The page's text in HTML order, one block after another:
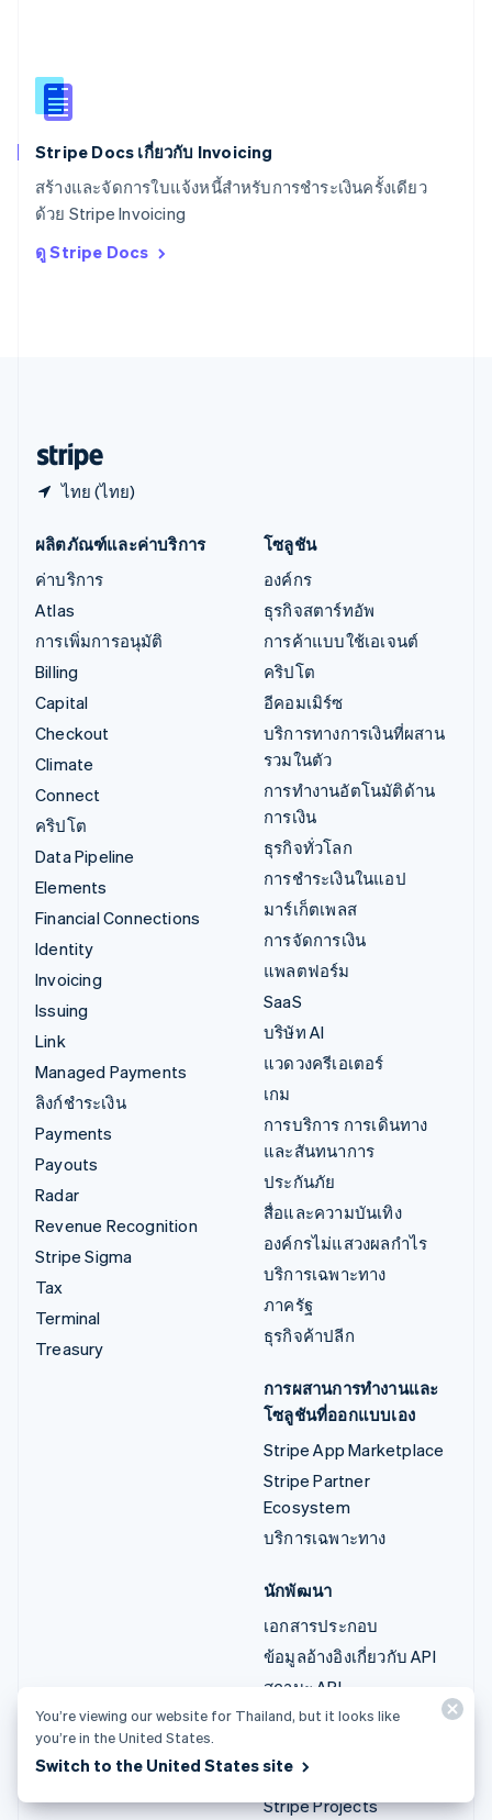
Stripe Docs เกี่ยวกับ Invoicing
สร้างและจัดการใบแจ้งหนี้สำหรับการชำระเงินครั้งเดียว
ด้วย Stripe Invoicing
ดู Stripe Docs
ไทย (ไทย)
English
สิงคโปร์
ออสเตรเลีย
ออสเตรีย
DeutschEnglish
ItalianoEnglish
ผลิตภัณฑ์และค่าบริการ
ค่าบริการ
Atlas
การเพิ่มการอนุมัติ
Billing
Capital
Checkout
Climate
Connect
คริปโต
Data Pipeline
Elements
Financial Connections
Identity
Invoicing
Issuing
Link
Managed Payments
ลิงก์ชำระเงิน
Payments
Payouts
Radar
Revenue Recognition
Stripe Sigma
Tax
Terminal
Treasury
โซลูชัน
องค์กร
ธุรกิจสตาร์ทอัพ
การค้าแบบใช้เอเจนต์
คริปโต
อีคอมเมิร์ซ
บริการทางการเงินที่ผสาน
รวมในตัว
การทำงานอัตโนมัติด้าน
การเงิน
ธุรกิจทั่วโลก
การชำระเงินในแอป
มาร์เก็ตเพลส
การจัดการเงิน
แพลตฟอร์ม
SaaS
บริษัท AI
แวดวงครีเอเตอร์
เกม
การบริการ การเดินทาง
และสันทนาการ
ประกันภัย
สื่อและความบันเทิง
องค์กรไม่แสวงผลกำไร
บริการเฉพาะทาง
ภาครัฐ
ธุรกิจค้าปลีก
การผสานการทำงานและ
โซลูชันที่ออกแบบเอง
Stripe App Marketplace
Stripe Partner
Ecosystem
บริการเฉพาะทาง
นักพัฒนา
เอกสารประกอบ
ข้อมูลอ้างอิงเกี่ยวกับ API
สถานะ API
บันทึกการเปลี่ยนแปลงของ
ไลบรารีและ SDK
Stripe Projects
You’re viewing our website for Thailand, but it looks like
you’re in the United States.
Switch to the United States site